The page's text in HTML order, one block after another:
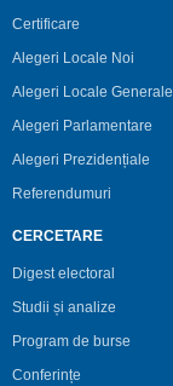
Certificare
Alegeri Locale Noi
Alegeri Locale Generale
Alegeri Parlamentare
Alegeri Prezidențiale
Referendumuri
CERCETARE
Digest electoral
Studii și analize
Program de burse
Conferințe